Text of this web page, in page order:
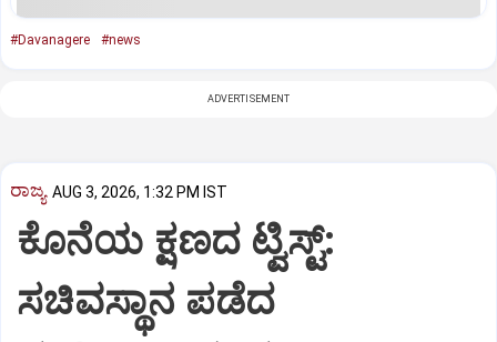
#Davanagere #news
ADVERTISEMENT
ರಾಜ್ಯ AUG 3, 2026, 1:32 PM IST
ಕೊನೆಯ ಕ್ಷಣದ ಟ್ವಿಸ್ಟ್:
ಸಚಿವಸ್ಥಾನ ಪಡೆದ